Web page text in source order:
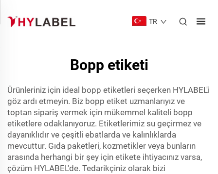
TR
Bopp etiketi
Ürünleriniz için ideal bopp etiketleri seçerken HYLABEL'i
göz ardı etmeyin. Biz bopp etiket uzmanlarıyız ve
toptan sipariş vermek için mükemmel kaliteli bopp
etiketlere odaklanıyoruz. Etiketlerimiz su geçirmez ve
dayanıklıdır ve çeşitli ebatlarda ve kalınlıklarda
mevcuttur. Gıda paketleri, kozmetikler veya bunların
arasında herhangi bir şey için etikete ihtiyacınız varsa,
çözüm HYLABEL'de. Tedarikçiniz olarak bizi